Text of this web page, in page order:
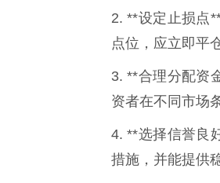
2. **设定止损点
点位，应立即平
3. **合理分配资
资者在不同市场
4. **选择信誉良
措施，并能提供